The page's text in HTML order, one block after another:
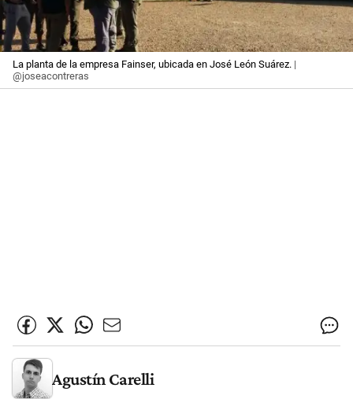
La planta de la empresa Fainser, ubicada en José León Suárez. |
@joseacontreras
Agustín Carelli